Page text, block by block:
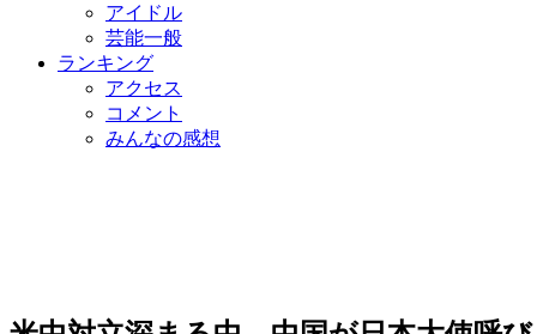
アイドル
芸能一般
ランキング
アクセス
コメント
みんなの感想